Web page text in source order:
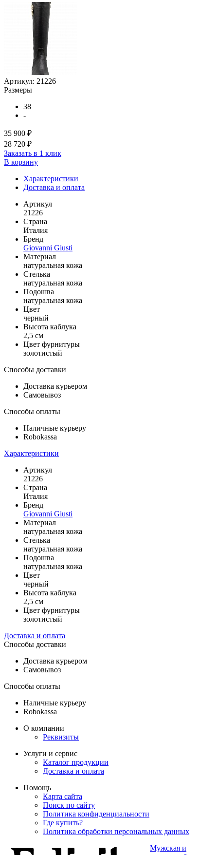
Артикул: 21226
Размеры
38
-
35 900 ₽
28 720 ₽
Заказать в 1 клик
В корзину
Характеристики
Доставка и оплата
Артикул
21226
Страна
Италия
Бренд
Giovanni Giusti
Материал
натуральная кожа
Стелька
натуральная кожа
Подошва
натуральная кожа
Цвет
черный
Высота каблука
2,5 см
Цвет фурнитуры
золотистый
Способы доставки
Доставка курьером
Самовывоз
Способы оплаты
Наличные курьеру
Robokassa
Характеристики
Артикул
21226
Страна
Италия
Бренд
Giovanni Giusti
Материал
натуральная кожа
Стелька
натуральная кожа
Подошва
натуральная кожа
Цвет
черный
Высота каблука
2,5 см
Цвет фурнитуры
золотистый
Доставка и оплата
Способы доставки
Доставка курьером
Самовывоз
Способы оплаты
Наличные курьеру
Robokassa
О компании
Реквизиты
Услуги и сервис
Каталог продукции
Доставка и оплата
Помощь
Карта сайта
Поиск по сайту
Политика конфиденциальности
Где купить?
Политика обработки персональных данных
Мужская и